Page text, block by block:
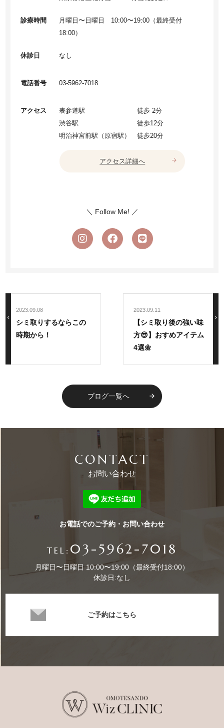
診療時間
月曜日〜日曜日 10:00〜19:00（最終受付
18:00）
休診日 なし
電話番号 03-5962-7018
アクセス 表参道駅
徒歩 2分
渋谷駅
徒歩12分
明治神宮前駅（原宿駅）
徒歩20分
アクセス詳細へ arrow_forward
＼ Follow Me! ／
chevron_left
2023.09.08
シミ取りするならこの
時期から！
navigate_next
2023.09.11
【シミ取り後の強い味
方😎】おすめアイテム
4選🌼
ブログ一覧へ arrow_forward
CONTACT
お問い合わせ
お電話でのご予約・お問い合わせ
TEL: 03-5962-7018
月曜日〜日曜日 10:00〜19:00（最終受付18:00）
休診日:なし
ご予約はこちら